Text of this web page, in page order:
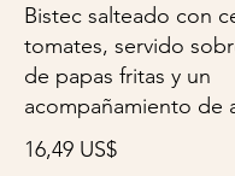
Bistec salteado con
tomates, servido
de papas fritas y un
acompañamiento de
16,49 US$